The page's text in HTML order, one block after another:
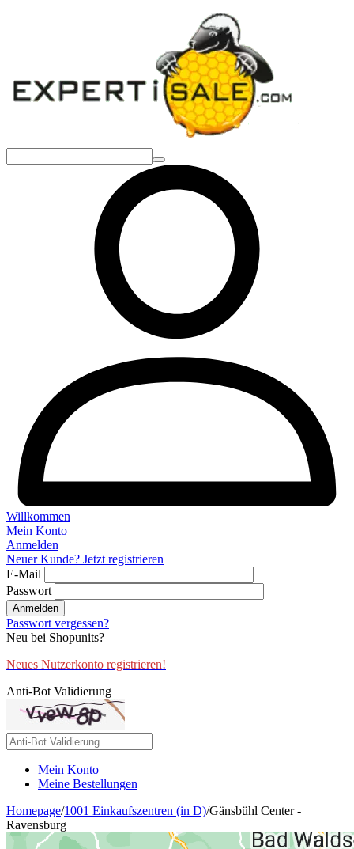
Willkommen
Mein Konto
Anmelden
Neuer Kunde? Jetzt registrieren
E-Mail
Passwort
Anmelden
Passwort vergessen?
Neu bei Shopunits?
Neues Nutzerkonto registrieren!
Anti-Bot Validierung
Mein Konto
Meine Bestellungen
Homepage/1001 Einkaufszentren (in D)/Gänsbühl Center -
Ravensburg